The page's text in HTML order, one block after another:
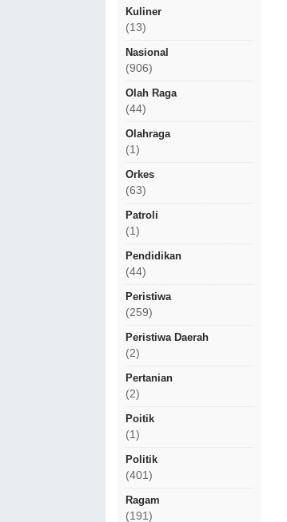
Kuliner
(13)
Nasional
(906)
Olah Raga
(44)
Olahraga
(1)
Orkes
(63)
Patroli
(1)
Pendidikan
(44)
Peristiwa
(259)
Peristiwa Daerah
(2)
Pertanian
(2)
Poitik
(1)
Politik
(401)
Ragam
(191)